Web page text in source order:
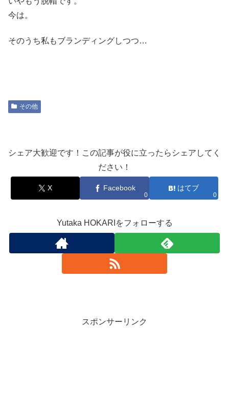
今は。
そのうち私もブランディングしつつ…
その他
シェア大歓迎です！この記事が役に立ったらシェアしてく
ださい！
X Facebook
0
はてブ
0
Yutaka HOKARIをフォローする
スポンサーリンク